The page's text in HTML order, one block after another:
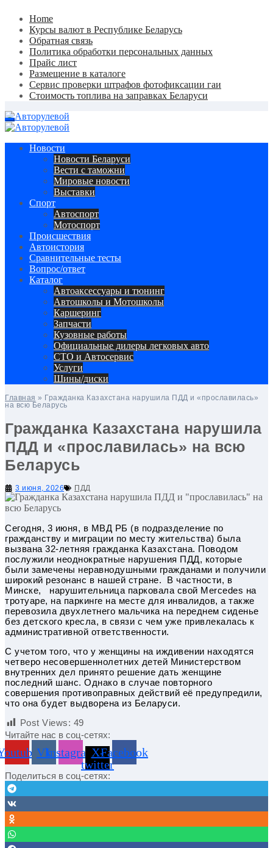
Skip
content
Home
Курсы валют в Республике Беларусь
Обратная связь
Политика обработки персональных данных
Прайс лист
Размещение в каталоге
Сервис проверки штрафов фотофиксации гаи
Стоимость топлива на заправках Беларуси
Сайт про автомобили
Новости
Новости Беларуси
Вести с таможни
Мировые новости
Выставки
Спорт
Автоспорт
Мотоспорт
Происшествия
Автоистория
Сравнительные тесты
Вопрос/ответ
Каталог
Автоакcессуары и тюнинг
Автошколы и Мотошколы
Каршеринг
Запчасти
Кузовные работы
Официальные дилеры легковых авто
СТО и Автосервис
Услуги
Шины/диски
Главная » Гражданка Казахстана нарушила ПДД и «прославилась»
на всю Беларусь
Гражданка Казахстана нарушила
ПДД и «прославилась» на всю
Беларусь
3 июня, 2026 ПДД
Сегодня, 3 июня, в МВД РБ (в подразделение по
гражданству и миграции по месту жительства) была
вызвана 32-летняя гражданка Казахстана. Поводом
послужили неоднократные нарушения ПДД, которые
были замечены неравнодушными гражданами и получили
широкий резонанс в нашей стране. В частности, в
Минске, нарушительница парковала свой Mercedes на
тротуаре, на паркинге на месте для инвалидов, а также
перевозила двухлетнего мальчика на переднем сиденье
без детского кресла, в связи с чем уже привлекалась к
административной ответственности.
С учетом того, что у женщины на иждивении находятся
четверо несовершеннолетних детей Министерством
внутренних дел принято решение дать женщине
последний шанс. Однако в случае повторного
совершения противоправных действий её предупредили,
что она будет выдворена из Беларуси.
Post Views: 49
Читайте нас в соц-сетях:
VkInstagramX-
twitter
Facebook
Поделиться в соц-сетях: